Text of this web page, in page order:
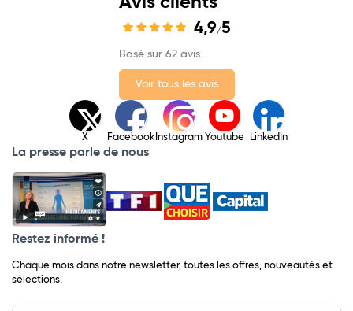
4,9/5
Basé sur 62 avis.
Voir tous les avis
X Facebook Instagram Youtube LinkedIn
La presse parle de nous
Restez informé !
Chaque mois dans notre newsletter, toutes les offres, nouveautés et
sélections.
Input